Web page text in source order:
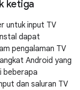
ketiga
untuk input TV
dapat
pengalaman TV
Android yang
beberapa
dan saluran TV